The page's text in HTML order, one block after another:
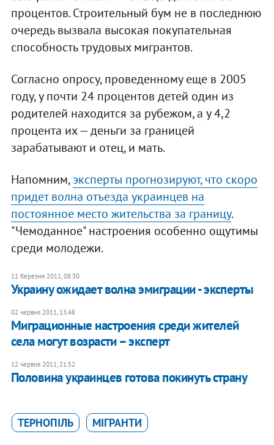
процентов. Строительный бум не в последнюю
очередь вызвала высокая покупательная
способность трудовых мигрантов.
Согласно опросу, проведенному еще в 2005
году, у почти 24 процентов детей один из
родителей находится за рубежом, а у 4,2
процента их — деньги за границей
зарабатывают и отец, и мать.
Напомним,эксперты прогнозируют, что скоро
придет волна отъезда украинцев на
постоянное место жительства за границу.
"Чемоданное" настроения особенно ощутимы
среди молодежи.
11 березня 2011, 08:30
Украину ожидает волна эмиграции - эксперты
02 червня 2011, 13:48
Миграционные настроения среди жителей
села могут возрасти – эксперт
12 червня 2011, 21:52
Половина украинцев готова покинуть страну
ТЕРНОПІЛЬ МІГРАНТИ